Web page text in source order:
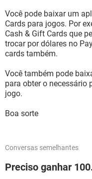
Você pode baixar um
Cards para jogos. Por
Cash & Gift Cards que
trocar por dólares no
cards também.
Você também pode
para obter o necessário
jogo.
Boa sorte
Conversas semelhantes
Preciso ganhar